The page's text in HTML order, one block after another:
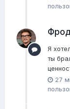
Я
ты
27